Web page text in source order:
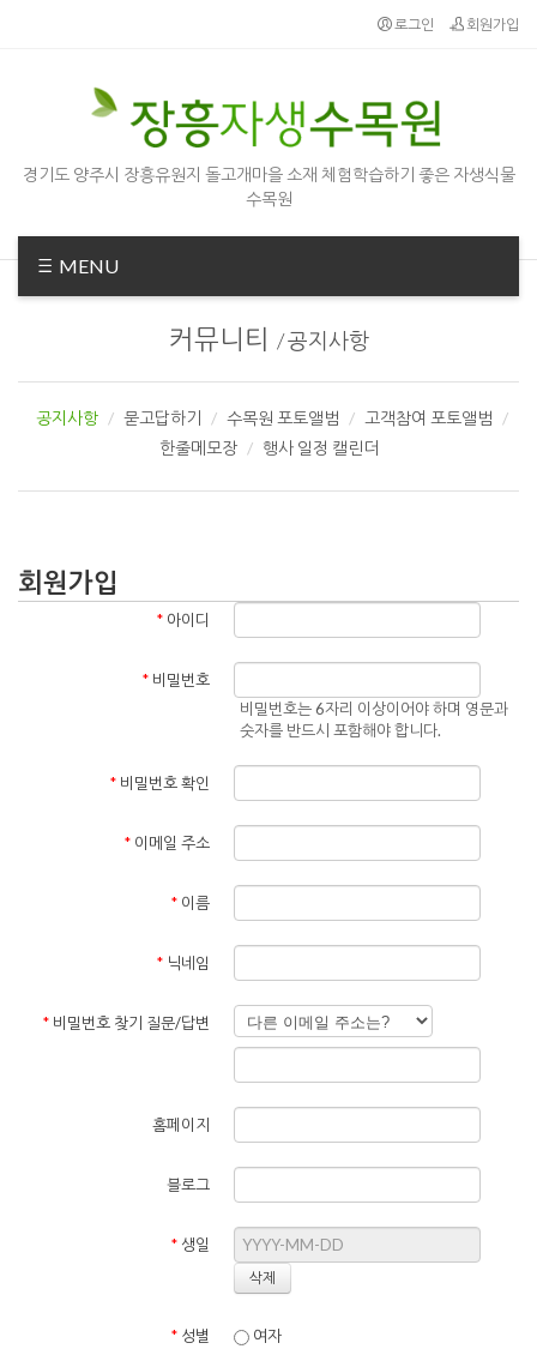
로그인 회원가입
경기도 양주시 장흥유원지 돌고개마을 소재 체험학습하기 좋은 자생식물
수목원
MENU
커뮤니티 /공지사항
공지사항 묻고답하기 수목원 포토앨범
고객참여 포토앨범
한줄메모장
행사 일정 캘린더
회원가입
* 아이디
* 비밀번호
비밀번호는 6자리 이상이어야 하며 영문과
숫자를 반드시 포함해야 합니다.
* 비밀번호 확인
* 이메일 주소
* 이름
* 닉네임
* 비밀번호 찾기 질문/답변
홈페이지
블로그
* 생일
* 성별
여자